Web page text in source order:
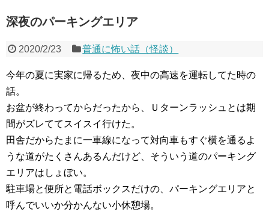
深夜のパーキングエリア
2020/2/23 普通に怖い話（怪談）
今年の夏に実家に帰るため、夜中の高速を運転してた時の
話。
お盆が終わってからだったから、Ｕターンラッシュとは期
間がズレててスイスイ行けた。
田舎だからたまに一車線になって対向車もすぐ横を通るよ
うな道がたくさんあるんだけど、そういう道のパーキング
エリアはしょぼい。
駐車場と便所と電話ボックスだけの、パーキングエリアと
呼んでいいか分かんない小休憩場。